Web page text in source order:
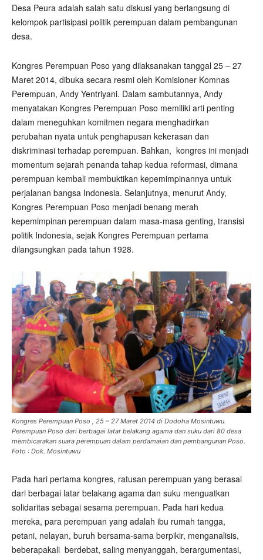
Desa Peura adalah salah satu diskusi yang berlangsung di
kelompok partisipasi politik perempuan dalam pembangunan
desa.
Kongres Perempuan Poso yang dilaksanakan tanggal 25 – 27
Maret 2014, dibuka secara resmi oleh Komisioner Komnas
Perempuan, Andy Yentriyani. Dalam sambutannya, Andy
menyatakan Kongres Perempuan Poso memiliki arti penting
dalam meneguhkan komitmen negara menghadirkan
perubahan nyata untuk penghapusan kekerasan dan
diskriminasi terhadap perempuan. Bahkan, kongres ini menjadi
momentum sejarah penanda tahap kedua reformasi, dimana
perempuan kembali membuktikan kepemimpinannya untuk
perjalanan bangsa Indonesia. Selanjutnya, menurut Andy,
Kongres Perempuan Poso menjadi benang merah
kepemimpinan perempuan dalam masa-masa genting, transisi
politik Indonesia, sejak Kongres Perempuan pertama
dilangsungkan pada tahun 1928.
Kongres Perempuan Poso , 25 – 27 Maret 2014 di Dodoha Mosintuwu.
Perempuan Poso dari berbagai latar belakang agama dan suku dari 80 desa
membicarakan suara perempuan dalam perdamaian dan pembangunan Poso.
Foto : Dok. Mosintuwu
Pada hari pertama kongres, ratusan perempuan yang berasal
dari berbagai latar belakang agama dan suku menguatkan
solidaritas sebagai sesama perempuan. Pada hari kedua
mereka, para perempuan yang adalah ibu rumah tangga,
petani, nelayan, buruh bersama-sama berpikir, menganalisis,
beberapakali berdebat, saling menyanggah, berargumentasi,